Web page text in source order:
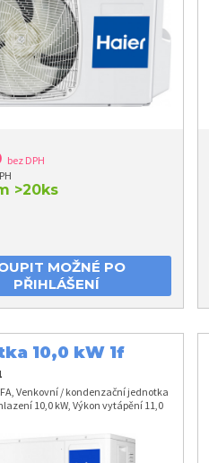
bez DPH
>20ks
MOŽNÉ PO
PŘIHLÁŠENÍ
10,0 kW 1f
Venkovní / kondenzační jednotka
10,0 kW, Výkon vytápění 11,0